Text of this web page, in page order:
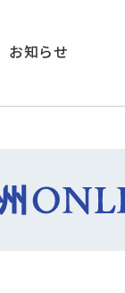
お知らせ